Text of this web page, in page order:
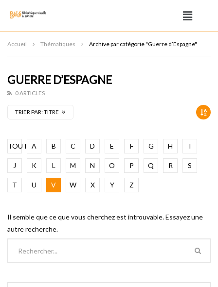
Accueil Thématiques Archive par catégorie "Guerre d’Espagne"
GUERRE D’ESPAGNE
0 ARTICLES
TRIER PAR:TITRE
TOUT A B C D E F G H I
J K L M N O P Q R S
T U V W X Y Z
Il semble que ce que vous cherchez est introuvable. Essayez une
autre recherche.